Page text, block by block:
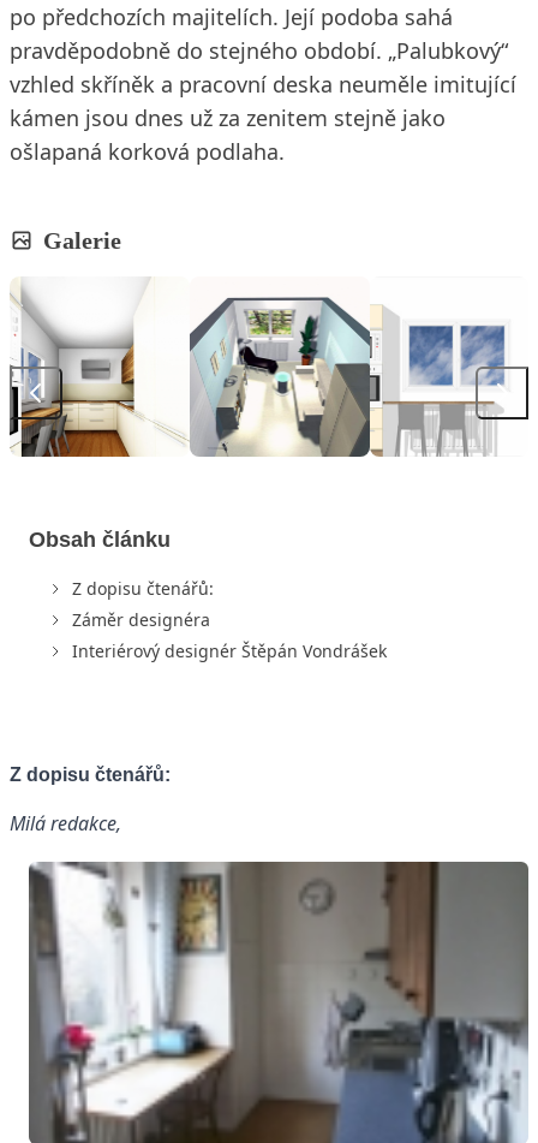
po předchozích majitelích. Její podoba sahá
pravděpodobně do stejného období. „Palubkový“
vzhled skříněk a pracovní deska neuměle imitující
kámen jsou dnes už za zenitem stejně jako
ošlapaná korková podlaha.
Galerie
Obsah článku
Z dopisu čtenářů:
Záměr designéra
Interiérový designér Štěpán Vondrášek
Z dopisu čtenářů:
Milá redakce,